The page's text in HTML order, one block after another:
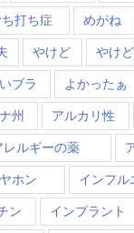
打ち症 めがね
やけど やけ
ブラ よかったぁ
州 アルカリ性
レルギーの薬
ホン インフル
ン インプラント